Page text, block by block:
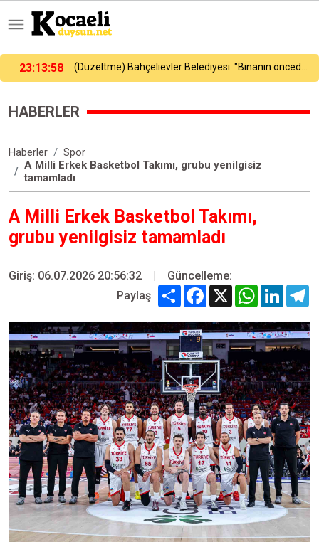
23:16:23 Galatasaray, yeni sezon hazırlıklarını sürdürdü
HABERLER
Haberler
Spor
A Milli Erkek Basketbol Takımı, grubu yenilgisiz
tamamladı
A Milli Erkek Basketbol Takımı,
grubu yenilgisiz tamamladı
Giriş: 06.07.2026 20:56:32 |
Güncelleme:
Paylaş
Share Facebook
X WhatsApp